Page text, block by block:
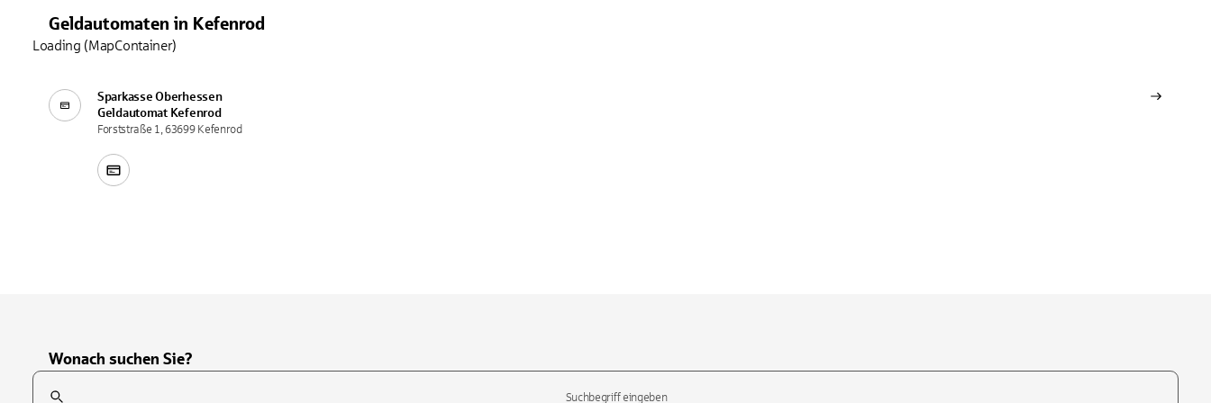
Geldautomaten in Kefenrod
Sparkasse Oberhessen
Geldautomat Kefenrod
Forststraße 1, 63699 Kefenrod
Loading (MapContainer)
Wonach suchen Sie?
Suchfeld